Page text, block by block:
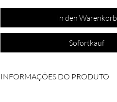
In den Warenkorb
Sofortkauf
INFORMAÇÕES DO PRODUTO